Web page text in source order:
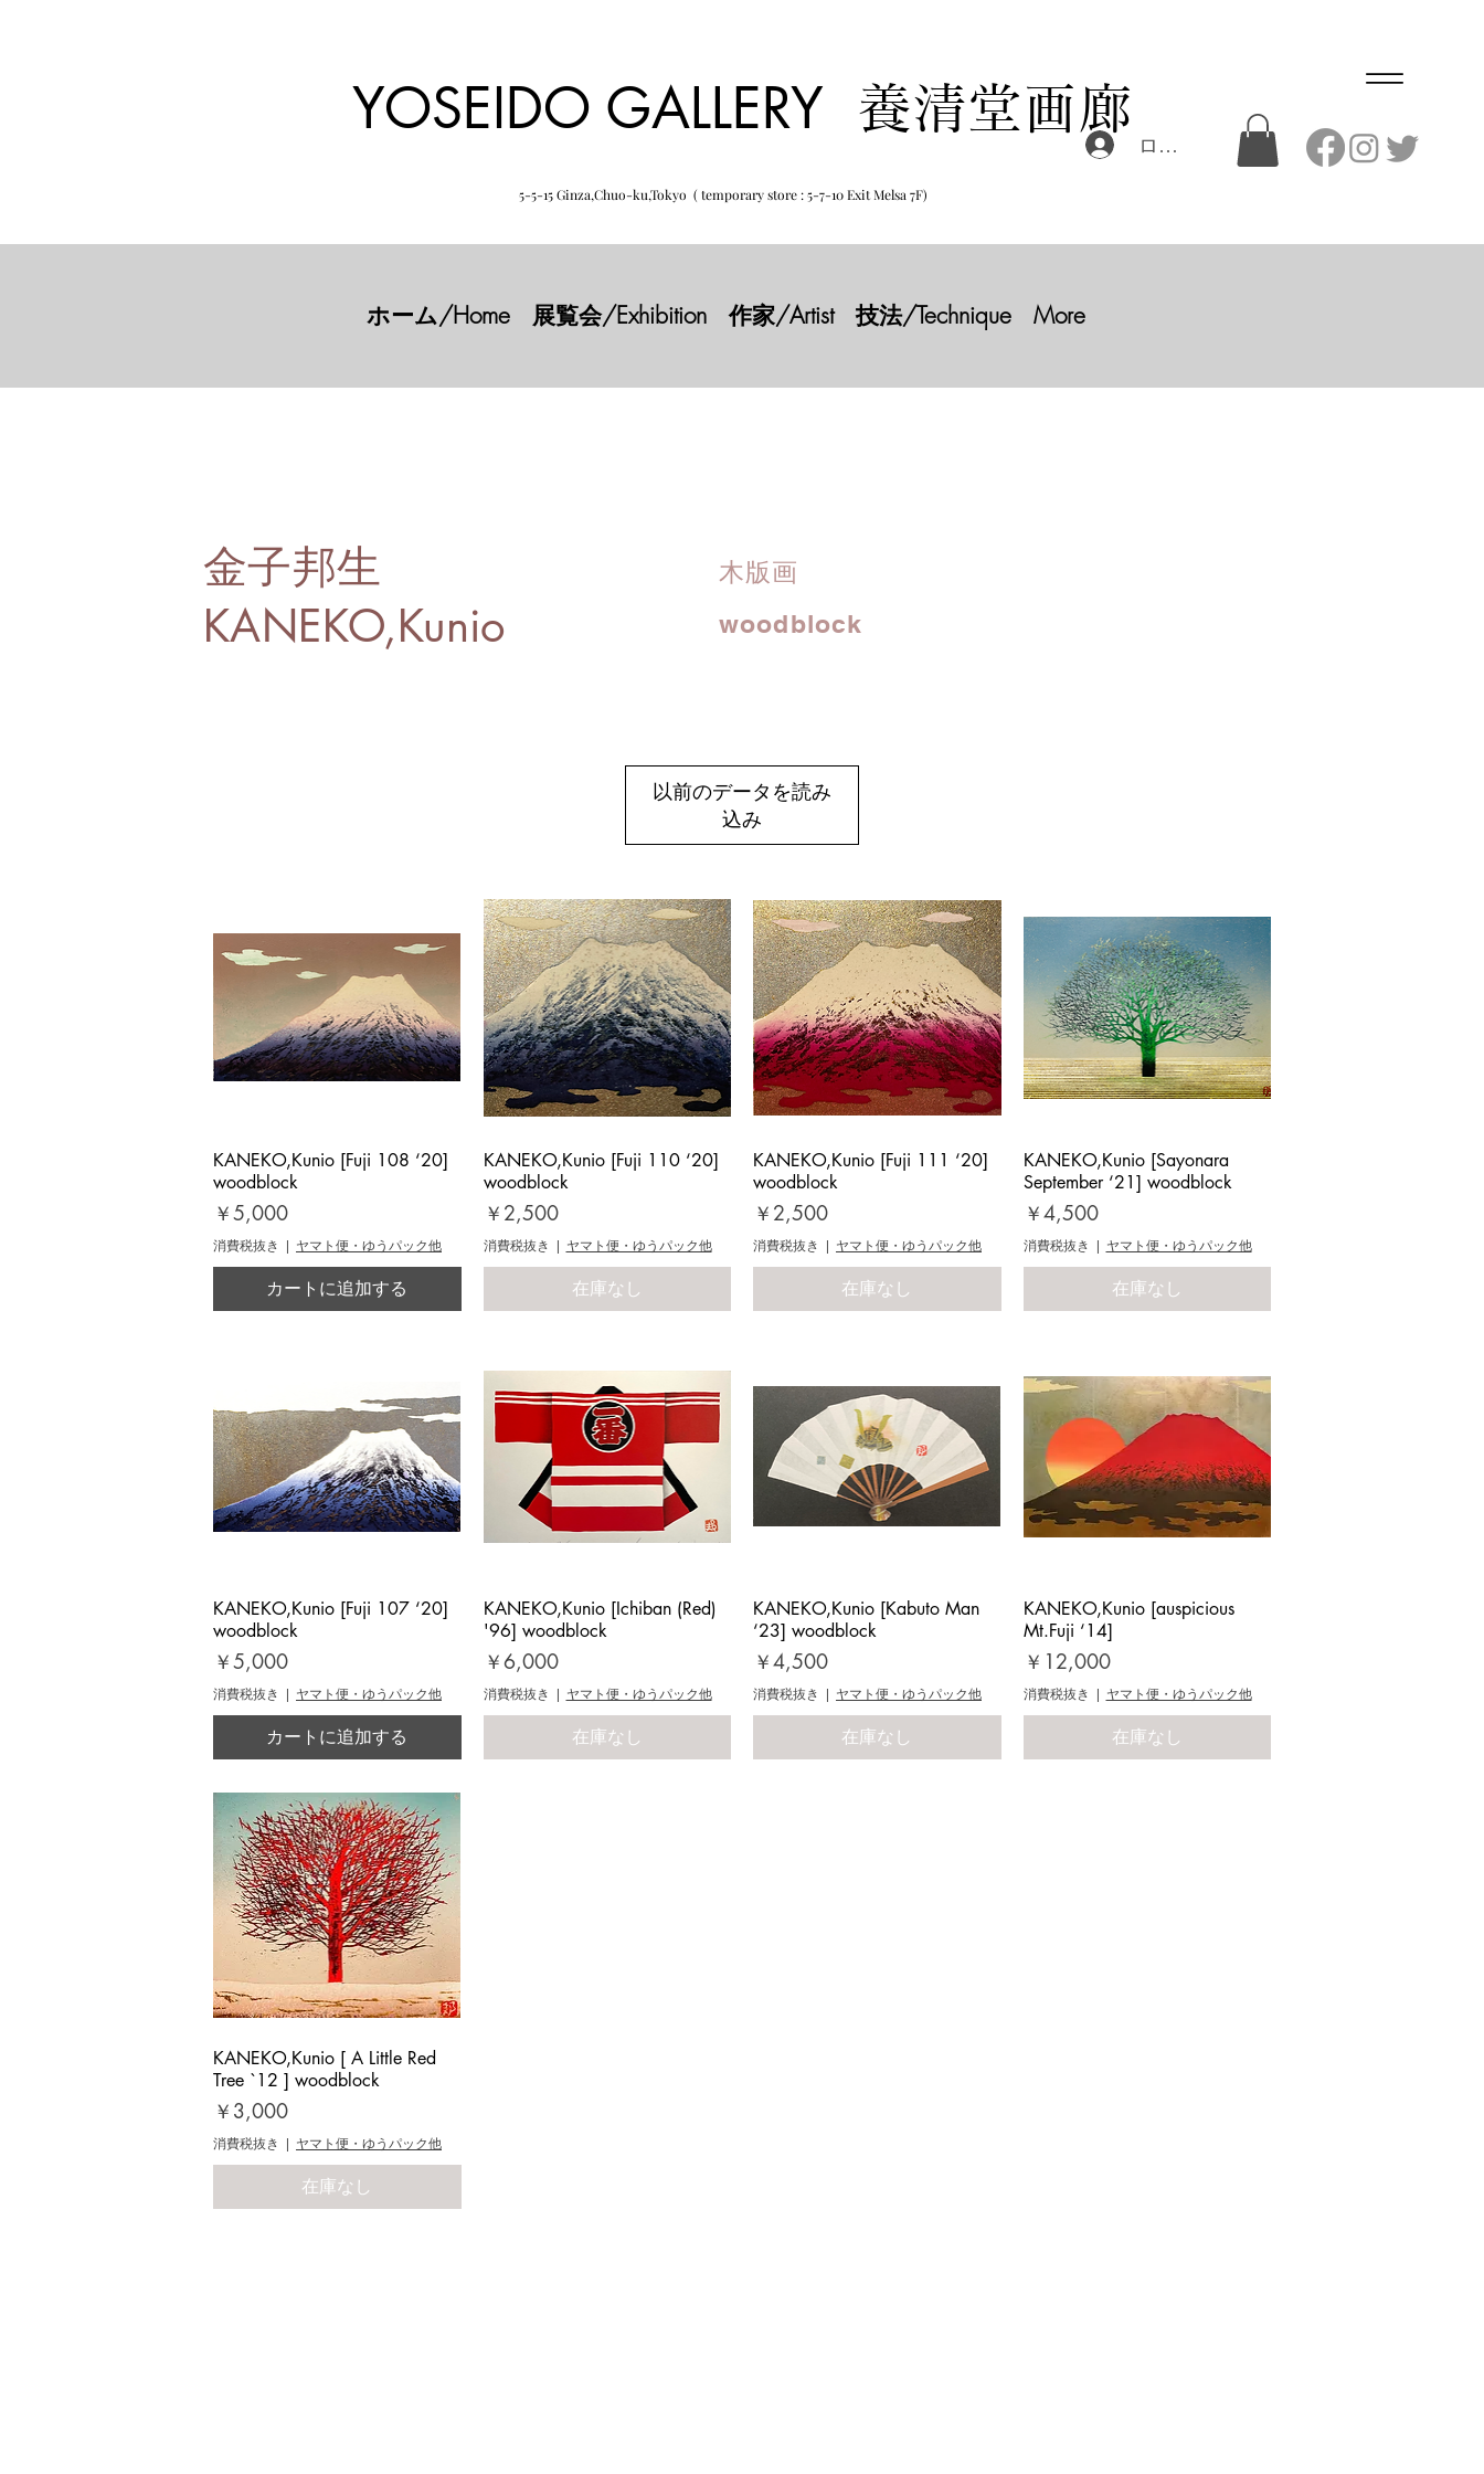
YOSEIDO GALLERY 養清堂画廊
5-5-15 Ginza,Chuo-ku,Tokyo ( temporary store : 5-7-10 Exit Melsa 7F)
ログイン
ホーム/Home 展覧会/Exhibition 作家/Artist 技法/Technique More
金子邦生
KANEKO,Kunio
木版画
woodblock
以前のデータを読み
込み
クイックビュー
KANEKO,Kunio [Fuji 108 ‘20]
woodblock
価格
￥5,000
消費税抜き | ヤマト便・ゆうパック他
カートに追加する
クイックビュー
KANEKO,Kunio [Fuji 110 ‘20]
woodblock
価格
￥2,500
消費税抜き | ヤマト便・ゆうパック他
在庫なし
クイックビュー
KANEKO,Kunio [Fuji 111 ‘20]
woodblock
価格
￥2,500
消費税抜き | ヤマト便・ゆうパック他
在庫なし
クイックビュー
KANEKO,Kunio [Sayonara
September ‘21] woodblock
価格
￥4,500
消費税抜き | ヤマト便・ゆうパック他
在庫なし
クイックビュー
KANEKO,Kunio [Fuji 107 ‘20]
woodblock
価格
￥5,000
消費税抜き | ヤマト便・ゆうパック他
カートに追加する
クイックビュー
KANEKO,Kunio [Ichiban (Red)
'96] woodblock
価格
￥6,000
消費税抜き | ヤマト便・ゆうパック他
在庫なし
クイックビュー
KANEKO,Kunio [Kabuto Man
‘23] woodblock
価格
￥4,500
消費税抜き | ヤマト便・ゆうパック他
在庫なし
クイックビュー
KANEKO,Kunio [auspicious
Mt.Fuji ‘14]
価格
￥12,000
消費税抜き | ヤマト便・ゆうパック他
在庫なし
クイックビュー
KANEKO,Kunio [ A Little Red
Tree `12 ] woodblock
価格
￥3,000
消費税抜き | ヤマト便・ゆうパック他
在庫なし